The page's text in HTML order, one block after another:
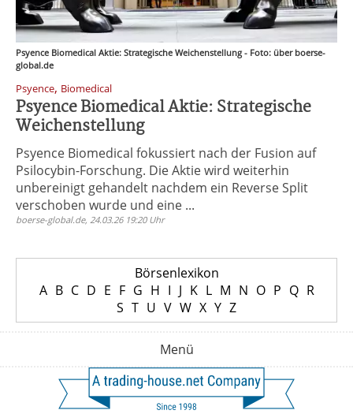
Psyence Biomedical Aktie: Strategische Weichenstellung - Foto: über boerse-
global.de
Psyence, Biomedical
Psyence Biomedical Aktie: Strategische
Weichenstellung
Psyence Biomedical fokussiert nach der Fusion auf
Psilocybin-Forschung. Die Aktie wird weiterhin
unbereinigt gehandelt nachdem ein Reverse Split
verschoben wurde und eine ...
boerse-global.de, 24.03.26 19:20 Uhr
Börsenlexikon
A B C D E F G H I J K L M N O P Q R
S T U V W X Y Z
Menü